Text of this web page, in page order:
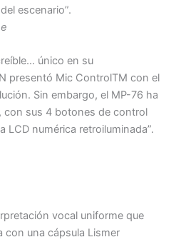
escenario”.
único en su
presentó Mic ControlTM con el
Sin embargo, el MP-76 ha
con sus 4 botones de control
LCD numérica retroiluminada”.
vocal uniforme que
con una cápsula Lismer